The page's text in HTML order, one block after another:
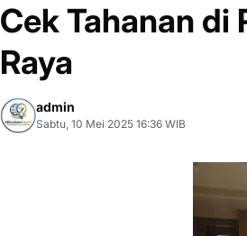
Cek Tahanan di
Raya
admin
Sabtu, 10 Mei 2025 16:36 WIB